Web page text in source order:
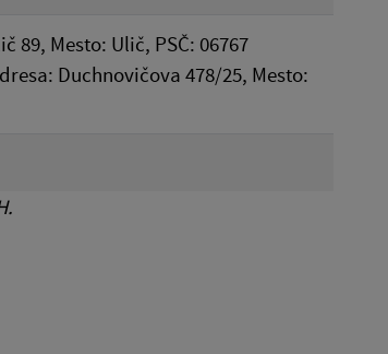
89, Mesto: Ulič, PSČ: 06767
Duchnovičova 478/25, Mesto: